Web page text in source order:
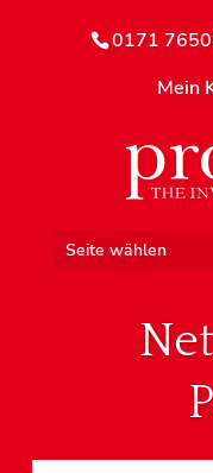
0171
Mein
Seite wählen